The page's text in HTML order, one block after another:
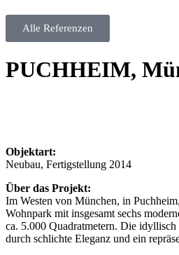
Alle Referenzen
PUCHHEIM,
Objektart:
Neubau, Fertigstellung 2014
Über das Projekt:
Im Westen von München, in
Wohnpark mit insgesamt sechs
ca. 5.000 Quadratmetern. Die
durch schlichte Eleganz und ein